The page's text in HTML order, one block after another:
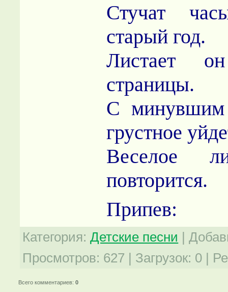
Стучат
старый год.
Листает
страницы.
С минувшим
грустное
Веселое
повторится.
Припев:
Категория: Детские песни |
Просмотров: 627 | Загрузок: 0 |
Всего комментариев:0